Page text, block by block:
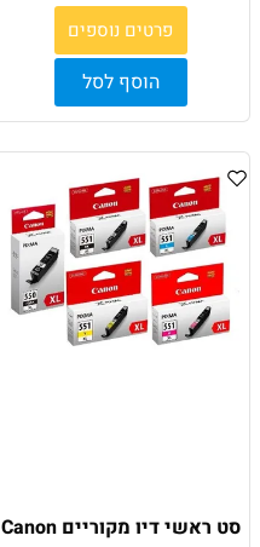
פרטים נוספים
הוסף לסל
סט ראשי דיו מקוריים Canon